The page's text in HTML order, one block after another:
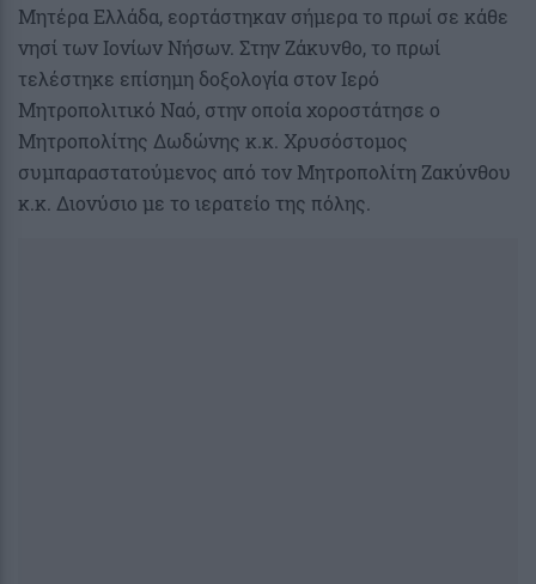
Μητέρα Ελλάδα, εορτάστηκαν σήμερα το πρωί σε κάθε
νησί των Ιονίων Νήσων. Στην Ζάκυνθο, το πρωί
τελέστηκε επίσημη δοξολογία στον Ιερό
Μητροπολιτικό Ναό, στην οποία χοροστάτησε ο
Μητροπολίτης Δωδώνης κ.κ. Χρυσόστομος
συμπαραστατούμενος από τον Μητροπολίτη Ζακύνθου
κ.κ. Διονύσιο με το ιερατείο της πόλης.